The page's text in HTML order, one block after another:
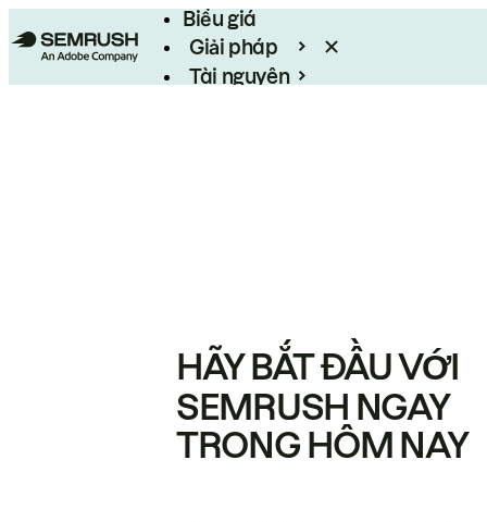
Biểu giá
Giải pháp
Tài nguyên
HÃY BẮT ĐẦU VỚI
SEMRUSH NGAY
TRONG HÔM NAY